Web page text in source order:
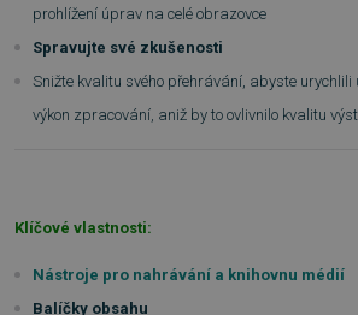
prohlížení úprav na celé obrazovce
Spravujte své zkušenosti
Snižte kvalitu svého přehrávání, abyste
výkon zpracování, aniž by to ovlivnilo kvalitu
Klíčové vlastnosti:
Nástroje pro nahrávání a knihovnu médií
Balíčky obsahu